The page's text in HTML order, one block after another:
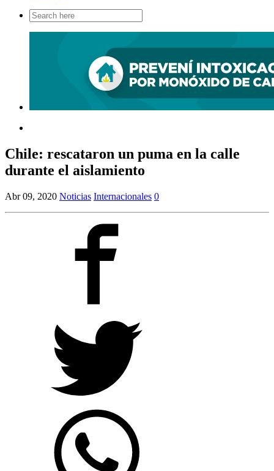
Search
for:
Chile: rescataron un puma en la calle
durante el aislamiento
Abr 09, 2020 Noticias Internacionales 0